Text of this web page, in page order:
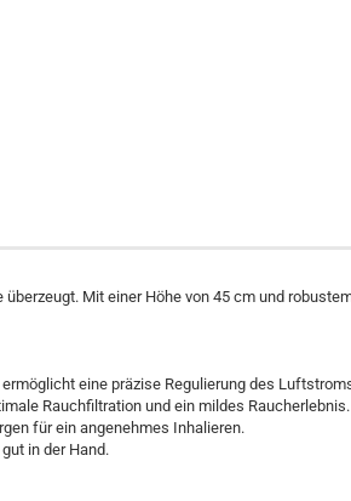
Mit einer Höhe von 45 cm und
eine präzise Regulierung des
Rauchfiltration und ein mildes Raucherlebnis.
für ein angenehmes Inhalieren.
in der Hand.